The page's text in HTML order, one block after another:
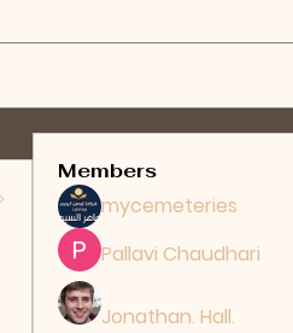
Members
mycemeteries
Pallavi Chaudhari
Jonathan. Hall.